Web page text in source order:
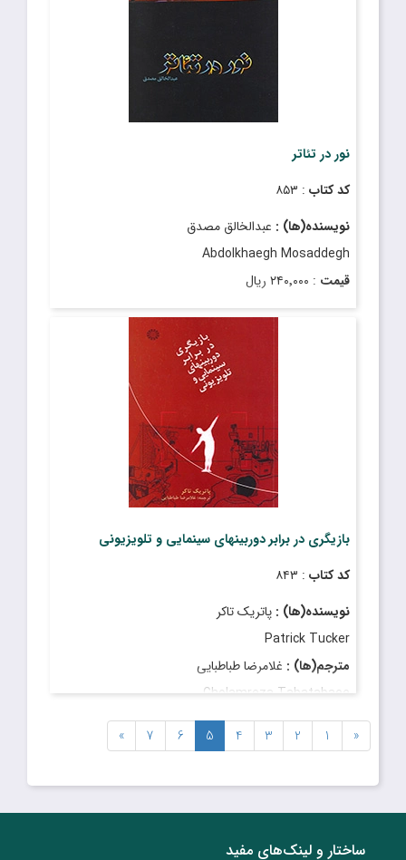
نور در تئاتر
کد کتاب : ۸۵۳
نویسنده(ها) : عبدالخالق مصدق
Abdolkhaegh Mosaddegh
قیمت : ۲۴۰٬۰۰۰ ریال
: فروردین ۱۳۹۳
بازیگری در برابر دوربینهای سینمایی و تلویزیونی
کد کتاب : ۸۴۳
نویسنده(ها) : پاتریک تاکر
Patrick Tucker
مترجم(ها) : غلامرضا طباطبایى
Gholamreza Tabatabaee
قیمت: ۲٬۷۰۰٬۰۰۰ ریال
تاریخ انتشار: خرداد ۱۴۰۲
«
1
2
3
4
5
6
7
»
ساختار‌‌ و‌‌ لینک‌های مفید